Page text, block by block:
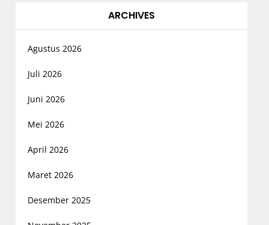
ARCHIVES
Agustus 2026
Juli 2026
Juni 2026
Mei 2026
April 2026
Maret 2026
Desember 2025